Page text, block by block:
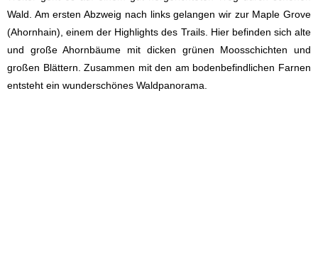
Wald. Am ersten Abzweig nach links gelangen wir zur Maple Grove
(Ahornhain), einem der Highlights des Trails. Hier befinden sich alte
und große Ahornbäume mit dicken grünen Moosschichten und
großen Blättern. Zusammen mit den am bodenbefindlichen Farnen
entsteht ein wunderschönes Waldpanorama.